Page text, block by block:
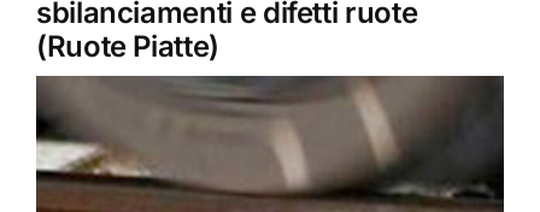
Worldwide
Certificazioni
Contatti
sbilanciamenti e difetti ruote
(Ruote Piatte)